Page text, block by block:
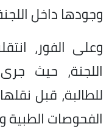
وجودها داخل
وعلى الفور،
اللجنة، حيث
للطالبة، قبل
الفحوصات الطبية